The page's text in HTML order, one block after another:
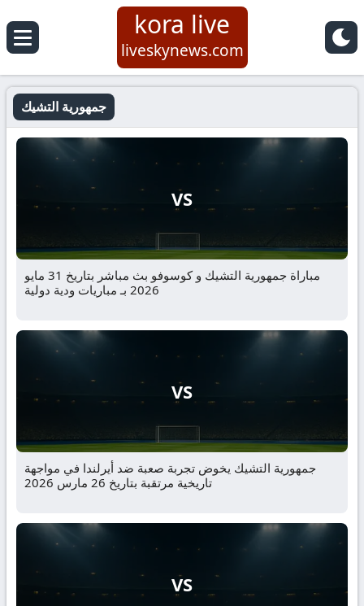
kora live
liveskynews.com
جمهورية التشيك
VS
مباراة جمهورية التشيك و كوسوفو بث مباشر بتاريخ 31 مايو
2026 بـ مباريات ودية دولية
VS
جمهورية التشيك يخوض تجربة صعبة ضد أيرلندا في مواجهة
تاريخية مرتقبة بتاريخ 26 مارس 2026
VS